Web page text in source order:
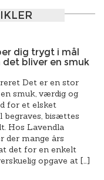
dig trygt i mål
det bliver en smuk
Det er en stor
smuk, værdig og
for et elsket
begraves, bisættes
Hos Lavendla
der mange års
det for en enkelt
opgave at […]